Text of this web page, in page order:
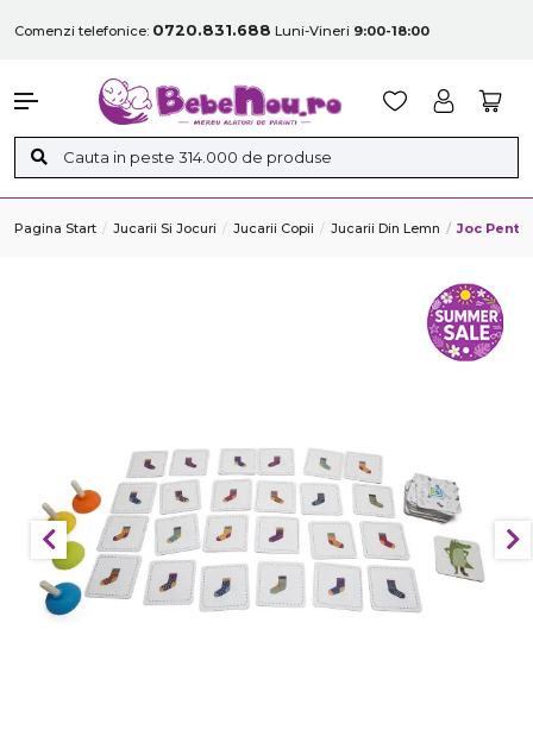
Comenzi telefonice: 0720.831.688 Luni-Vineri 9:00-18:00
Pagina Start Jucarii Si Jocuri Jucarii Copii Jucarii Din Lemn Joc